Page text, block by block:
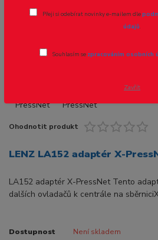
Ohodnotit produkt
LENZ LA152 adaptér X-
LA152 adaptér X-PressNet Tento
dalších ovladačů k centrále na
Dostupnost Není skladem
Přeji si odebírat novinky e-mailem dle
údajů.
Souhlasím se zpracováním osobních
Zavřít